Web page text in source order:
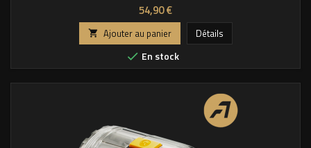
Prix
54,90 €
 Ajouter au panier
Détails
 En stock